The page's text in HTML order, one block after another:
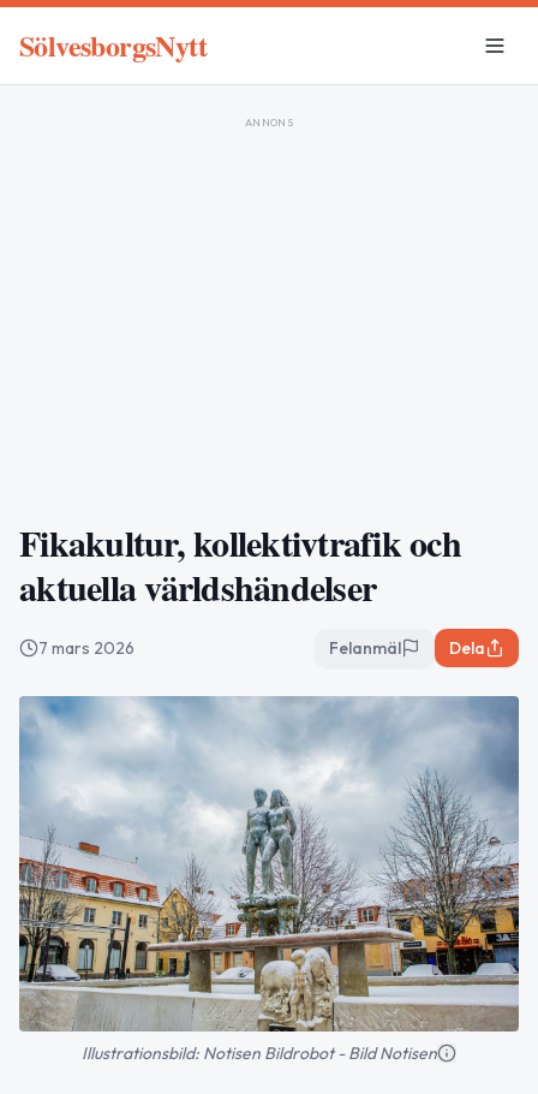
SölvesborgsNytt
ANNONS
Fikakultur, kollektivtrafik och
aktuella världshändelser
7 mars 2026 Felanmäl Dela
Illustrationsbild: Notisen Bildrobot - Bild Notisen